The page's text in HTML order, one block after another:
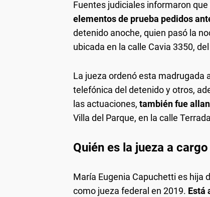
Fuentes judiciales informaron que
elementos de prueba pedidos
detenido anoche, quien pasó la
ubicada en la calle Cavia 3350,
La jueza ordenó esta madrugada
telefónica del detenido y otros,
las actuaciones, también fue
Villa del Parque, en la calle
Quién es la jueza a
María Eugenia Capuchetti es hija
como jueza federal en 2019. Está